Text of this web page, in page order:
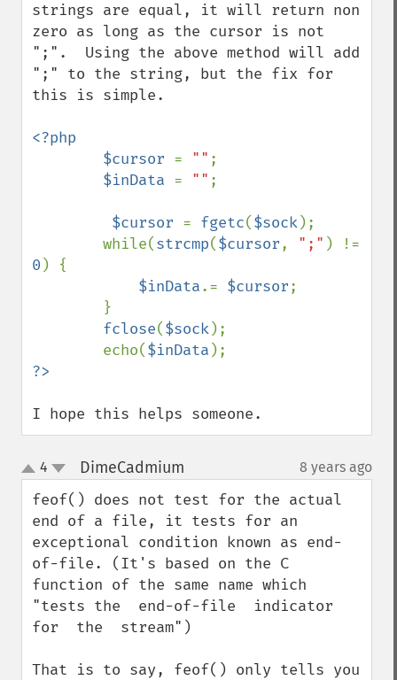
strings are equal, it will return non
zero as long as the cursor is not
";".  Using the above method will add
";" to the string, but the fix for
this is simple.
<?php
        $cursor
= "" ;
$inData = "" ;
$cursor = fgetc($sock);
        while(
strcmp($cursor, ";"
0 ) {
$inData.= $cursor;
fclose($sock);
        echo(
$inData
I hope this helps someone.
up
down
4 DimeCadmium 8 years ago
feof() does not test for the actual
end of a file, it tests for an
exceptional condition known as end-
of-file. (It's based on the C
function of the same name which
"tests the  end-of-file  indicator
for  the  stream")
That is to say, feof() only tells you